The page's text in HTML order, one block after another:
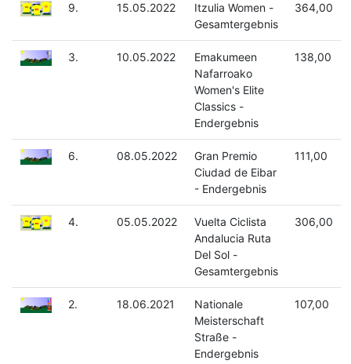
9. 15.05.2022
Itzulia Women -
Gesamtergebnis
364,00
3. 10.05.2022
Emakumeen
Nafarroako
Women's Elite
Classics -
Endergebnis
138,00
6. 08.05.2022
Gran Premio
Ciudad de Eibar
- Endergebnis
111,00
4. 05.05.2022
Vuelta Ciclista
Andalucia Ruta
Del Sol -
Gesamtergebnis
306,00
2. 18.06.2021
Nationale
Meisterschaft
Straße -
Endergebnis
107,00